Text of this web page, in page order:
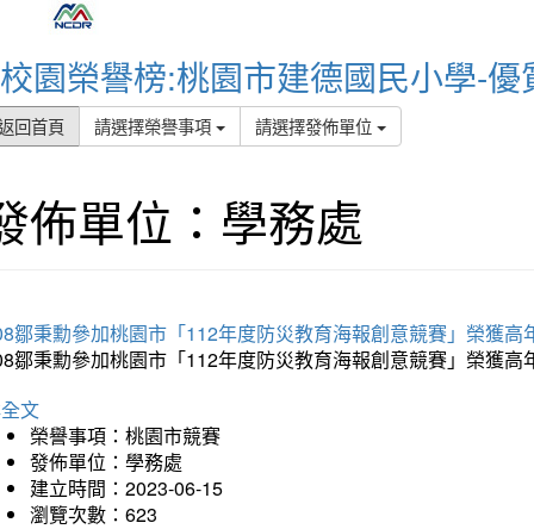
校園榮譽榜:桃園市建德國民小學-優
回首頁 請選擇榮譽事項 請選擇發佈單位
佈單位：學務處
鄒秉勳參加桃園市「112年度防災教育海報創意競賽」榮獲高
鄒秉勳參加桃園市「112年度防災教育海報創意競賽」榮獲
文
榮譽事項：桃園市競賽
發佈單位：學務處
建立時間：2023-06-15
瀏覽次數：623